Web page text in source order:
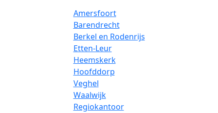
Amersfoort
Barendrecht
Berkel en Rodenrijs
Etten-Leur
Heemskerk
Hoofddorp
Veghel
Waalwijk
Regiokantoor